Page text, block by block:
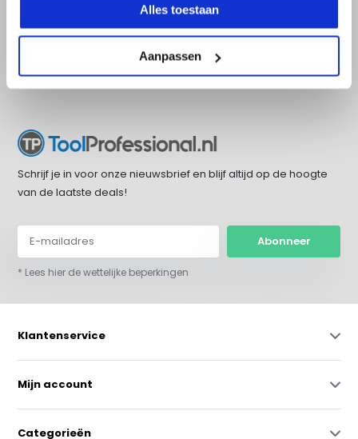
Alles toestaan
Aanpassen
17:30.
info@toolprofessional.nl
Schrijf je in voor onze nieuwsbrief en blijf altijd op de hoogte
van de laatste deals!
Abonneer
* Lees hier de wettelijke beperkingen
Klantenservice
Mijn account
Categorieën